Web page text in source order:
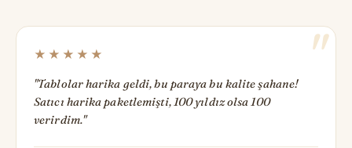
★★★★★
"Tablolar harika geldi, bu paraya bu kalite şahane!
Satıcı harika paketlemişti, 100 yıldız olsa 100
verirdim."